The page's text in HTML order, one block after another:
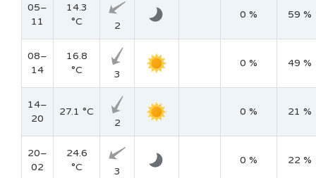
05–
11
14.3
°C
2
0 % 59 %
08–
14
16.8
°C
3
0 % 49 %
14–
20
27.1 °C
2
0 % 21 %
20–
02
24.6
°C
3
0 % 22 %